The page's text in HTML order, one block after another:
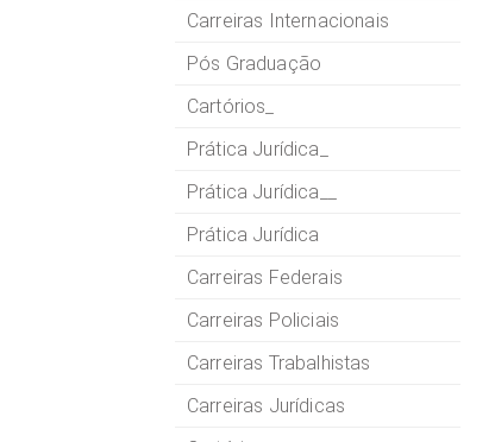
Carreiras Internacionais
Pós Graduação
Cartórios_
Prática Jurídica_
Prática Jurídica__
Prática Jurídica
Carreiras Federais
Carreiras Policiais
Carreiras Trabalhistas
Carreiras Jurídicas